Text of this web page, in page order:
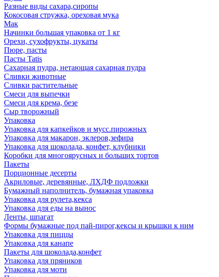
Разные виды сахара,сиропы
Кокосовая стружка, ореховая мука
Мак
Начинки большая упаковка от 1 кг
Орехи, сухофрукты, цукаты
Пюре, пасты
Пасты Tatis
Сахарная пудра, нетающая сахарная пудра
Сливки животные
Сливки растительные
Смеси для выпечки
Смеси для крема, безе
Сыр творожный
Упаковка
Упаковка для капкейков и мусс.пирожных
Упаковка для макарон, эклеров,зефира
Упаковка для шоколада, конфет, клубники
Коробки для многоярусных и больших тортов
Пакеты
Порционные десерты
Акриловые, деревянные, ЛХДФ подложки
Бумажный наполнитель, бумажная упаковка
Упаковка для рулета,кекса
Упаковка для еды на вынос
Ленты, шпагат
Формы бумажные под пай-пирог,кексы и крышки к ним
Упаковка для пиццы
Упаковка для канапе
Пакеты для шоколада,конфет
Упаковка для пряников
Упаковка для моти